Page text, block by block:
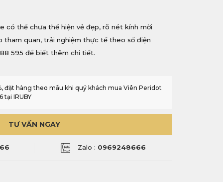
có thể chưa thể hiện vẻ đẹp, rõ nét kính mời
tham quan, trải nghiệm thực tế theo số điện
595 để biết thêm chi tiết.
đặt hàng theo mẫu khi quý khách mua Viên Peridot
tại IRUBY
TƯ VẤN NGAY
Zalo : 0969248666